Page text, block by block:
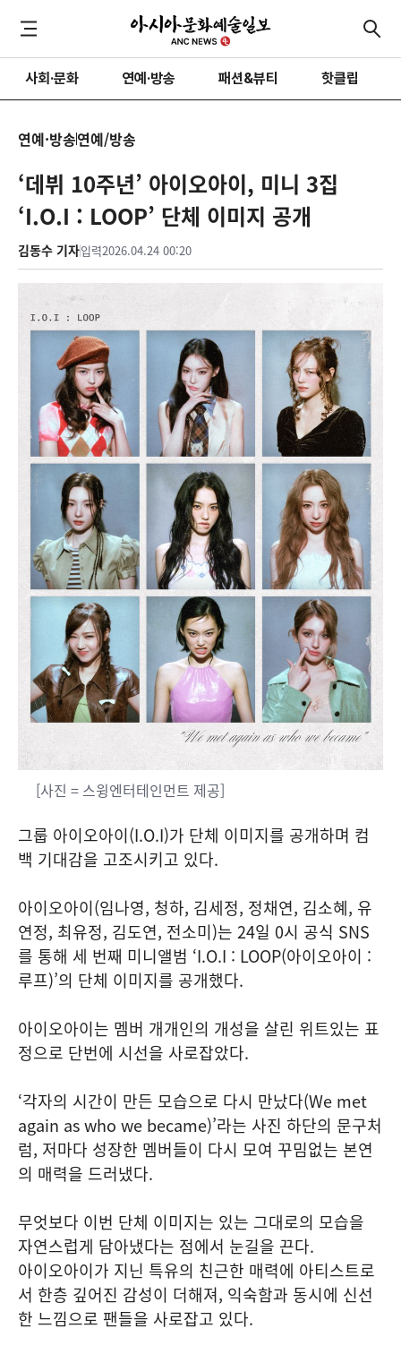
사회·문화 연예·방송 패션&뷰티 핫클립
연예·방송연예/방송
‘데뷔 10주년’ 아이오아이, 미니 3집
‘I.O.I : LOOP’ 단체 이미지 공개
김동수 기자입력2026.04.24 00:20
[사진 = 스윙엔터테인먼트 제공]
그룹 아이오아이(I.O.I)가 단체 이미지를 공개하며 컴
백 기대감을 고조시키고 있다.
아이오아이(임나영, 청하, 김세정, 정채연, 김소혜, 유
연정, 최유정, 김도연, 전소미)는 24일 0시 공식 SNS
를 통해 세 번째 미니앨범 ‘I.O.I : LOOP(아이오아이 :
루프)’의 단체 이미지를 공개했다.
아이오아이는 멤버 개개인의 개성을 살린 위트있는 표
정으로 단번에 시선을 사로잡았다.
‘각자의 시간이 만든 모습으로 다시 만났다(We met
again as who we became)’라는 사진 하단의 문구처
럼, 저마다 성장한 멤버들이 다시 모여 꾸밈없는 본연
의 매력을 드러냈다.
무엇보다 이번 단체 이미지는 있는 그대로의 모습을
자연스럽게 담아냈다는 점에서 눈길을 끈다.
아이오아이가 지닌 특유의 친근한 매력에 아티스트로
서 한층 깊어진 감성이 더해져, 익숙함과 동시에 신선
한 느낌으로 팬들을 사로잡고 있다.